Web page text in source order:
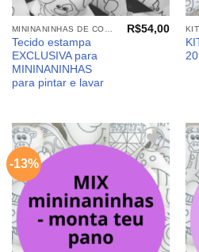
Tecido estampa
EXCLUSIVA para
MININANINHAS
para pintar e lavar
R$54,00
-13%
Adicionar
aos
desejos